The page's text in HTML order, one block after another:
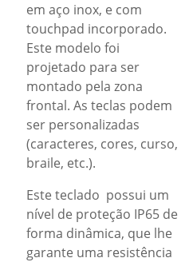
em aço inox, e com
touchpad incorporado.
Este modelo foi
projetado para ser
montado pela zona
frontal. As teclas podem
ser personalizadas
(caracteres, cores, curso,
braile, etc.).
Este teclado possui um
nível de proteção IP65 de
forma dinâmica, que lhe
garante uma resistência